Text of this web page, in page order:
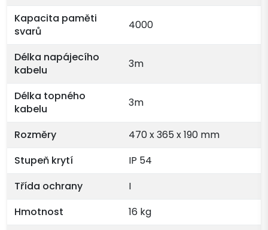
Kapacita paměti
svarů
4000
Délka napájecího
kabelu
3m
Délka topného
kabelu
3m
Rozměry
470 x 365 x 190 mm
Stupeň krytí
IP 54
Třída ochrany
I
Hmotnost
16 kg